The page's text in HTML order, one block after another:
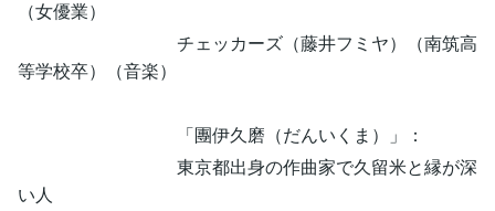
（女優業）
チェッカーズ（藤井フミヤ）（南筑高
等学校卒）（音楽）
「團伊久磨（だんいくま）」：
東京都出身の作曲家で久留米と縁が深
い人